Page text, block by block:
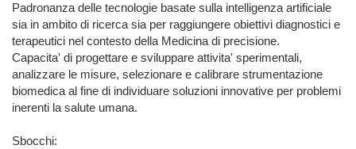
Padronanza delle tecnologie basate sulla intelligenza artificiale
sia in ambito di ricerca sia per raggiungere obiettivi diagnostici e
terapeutici nel contesto della Medicina di precisione.
Capacita' di progettare e sviluppare attivita' sperimentali,
analizzare le misure, selezionare e calibrare strumentazione
biomedica al fine di individuare soluzioni innovative per problemi
inerenti la salute umana.
Sbocchi: